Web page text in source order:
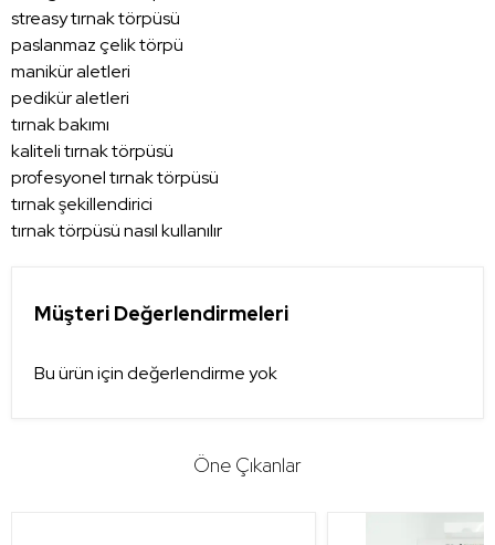
streasy tırnak törpüsü
paslanmaz çelik törpü
manikür aletleri
pedikür aletleri
tırnak bakımı
kaliteli tırnak törpüsü
profesyonel tırnak törpüsü
tırnak şekillendirici
tırnak törpüsü nasıl kullanılır
Müşteri Değerlendirmeleri
Bu ürün için değerlendirme yok
Öne Çıkanlar